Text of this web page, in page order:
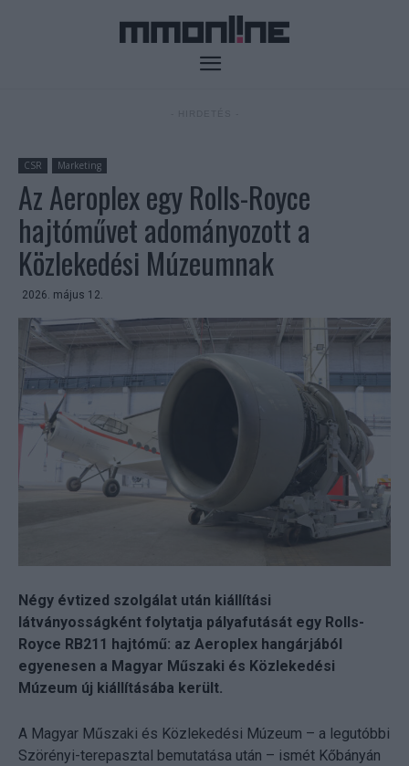
CSR Marketing
Az Aeroplex egy Rolls-Royce
hajtóművet adományozott a
Közlekedési Múzeumnak
2026. május 12.
Négy évtized szolgálat után kiállítási
látványosságként folytatja pályafutását egy Rolls-
Royce RB211 hajtómű: az Aeroplex hangárjából
egyenesen a Magyar Műszaki és Közlekedési
Múzeum új kiállításába került.
A Magyar Műszaki és Közlekedési Múzeum – a legutóbbi
Szörényi-terepasztal bemutatása után – ismét Kőbányán